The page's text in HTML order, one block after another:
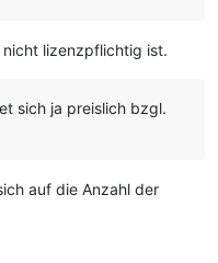
nicht lizenzpflichtig ist.
sich ja preislich bzgl.
auf die Anzahl der